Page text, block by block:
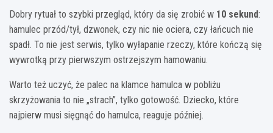
Dobry rytuał to szybki przegląd, który da się zrobić w 10 sekund:
hamulec przód/tył, dzwonek, czy nic nie ociera, czy łańcuch nie
spadł. To nie jest serwis, tylko wyłapanie rzeczy, które kończą się
wywrotką przy pierwszym ostrzejszym hamowaniu.
Warto też uczyć, że palec na klamce hamulca w pobliżu
skrzyżowania to nie „strach”, tylko gotowość. Dziecko, które
najpierw musi sięgnąć do hamulca, reaguje później.